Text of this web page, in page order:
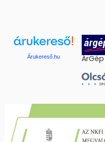
Árukereső.hu ÁrGép